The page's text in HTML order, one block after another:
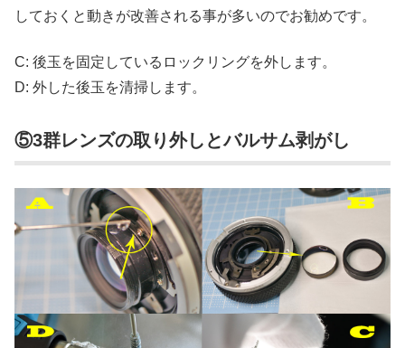
しておくと動きが改善される事が多いのでお勧めです。
C: 後玉を固定しているロックリングを外します。
D: 外した後玉を清掃します。
⑤3群レンズの取り外しとバルサム剥がし